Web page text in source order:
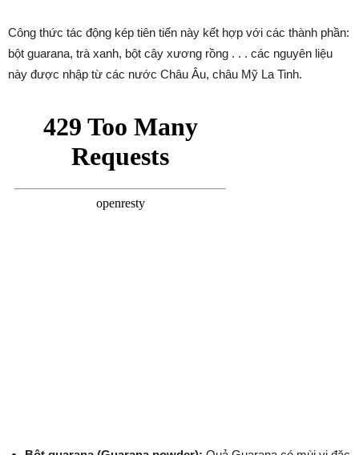
Công thức tác động kép tiên tiến này kết hợp với các thành phần:
bột guarana, trà xanh, bột cây xương rồng . . . các nguyên liệu
này được nhập từ các nước Châu Âu, châu Mỹ La Tinh.